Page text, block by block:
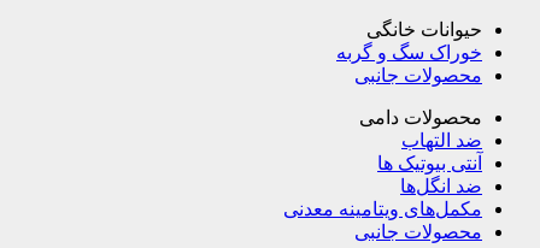
حیوانات خانگی
خوراک سگ و گربه
محصولات جانبی
محصولات دامی
ضد التهاب
آنتی بیوتیک ها
ضد انگل‌ها
مکمل‌های ویتامینه معدنی
محصولات جانبی